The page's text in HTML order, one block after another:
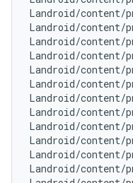
Landroid/content/
Landroid/content/
Landroid/
Landroid/
Landroid/
Landroid/
Landroid/content/
Landroid/content/
Landroid/content/
Landroid/content/
Landroid/content/
Landroid/content/